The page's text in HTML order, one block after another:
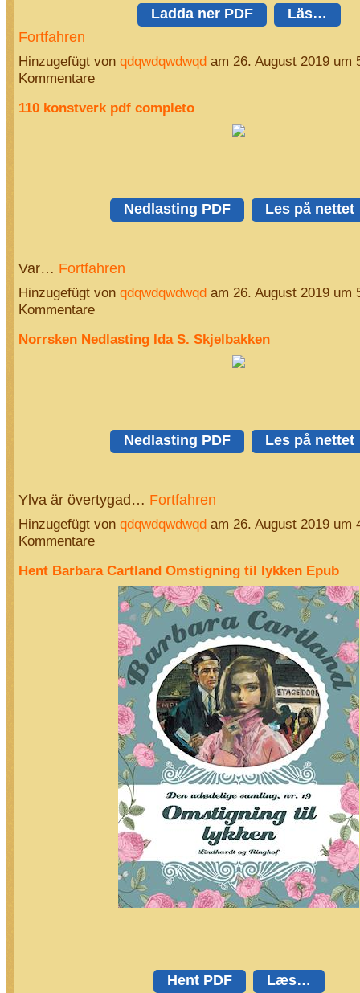
Ladda ner PDF
Läs…
Fortfahren
Hinzugefügt von qdqwdqwdwqdam 26. August 2019 um
Kommentare
110 konstverk pdf completo
Nedlasting PDF Les på nettet
Var… Fortfahren
Hinzugefügt von qdqwdqwdwqdam 26. August 2019 um
Kommentare
Norrsken Nedlasting Ida S. Skjelbakken
Nedlasting PDF Les på nettet
Ylva är övertygad… Fortfahren
Hinzugefügt von qdqwdqwdwqd am 26. August 2019
Kommentare
Hent Barbara Cartland Omstigning til lykken Epub
Hent PDF
Læs…